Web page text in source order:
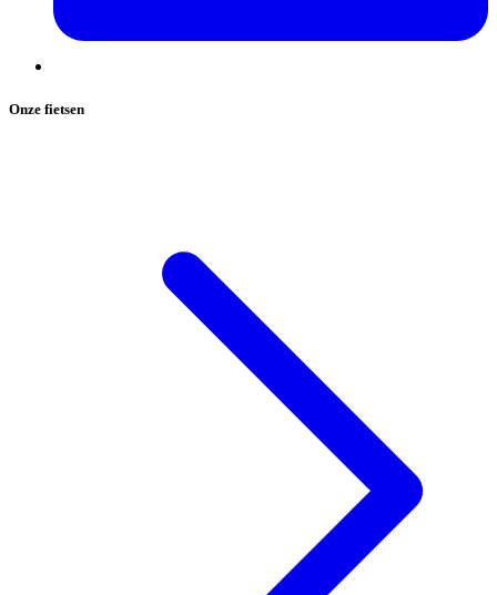
Onze fietsen